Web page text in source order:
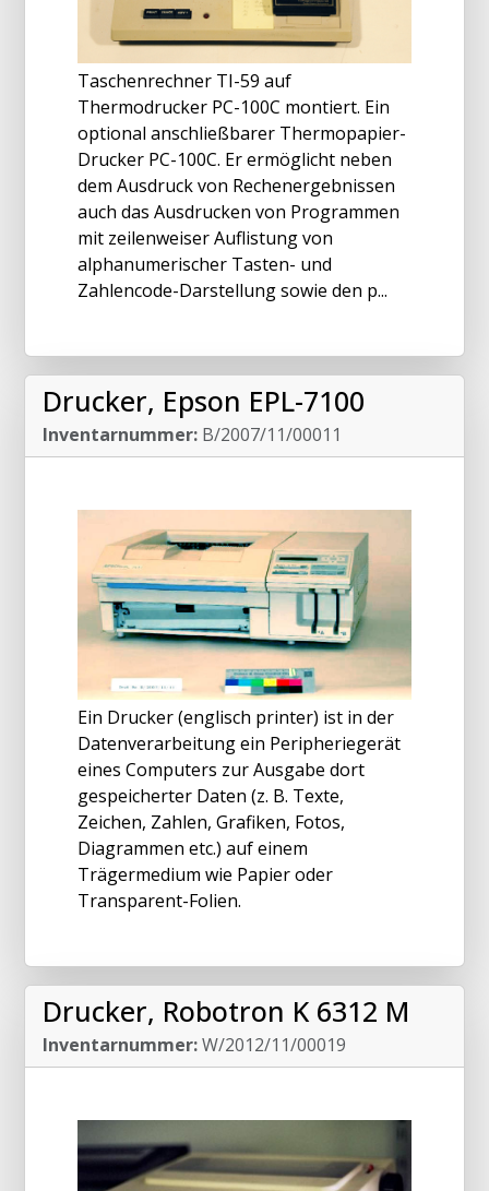
Taschenrechner TI-59 auf
Thermodrucker PC-100C montiert. Ein
optional anschließbarer Thermopapier-
Drucker PC-100C. Er ermöglicht neben
dem Ausdruck von Rechenergebnissen
auch das Ausdrucken von Programmen
mit zeilenweiser Auflistung von
alphanumerischer Tasten- und
Zahlencode-Darstellung sowie den p...
Drucker, Epson EPL-7100
Inventarnummer: B/2007/11/00011
Ein Drucker (englisch printer) ist in der
Datenverarbeitung ein Peripheriegerät
eines Computers zur Ausgabe dort
gespeicherter Daten (z. B. Texte,
Zeichen, Zahlen, Grafiken, Fotos,
Diagrammen etc.) auf einem
Trägermedium wie Papier oder
Transparent-Folien.
Drucker, Robotron K 6312 M
Inventarnummer:W/2012/11/00019